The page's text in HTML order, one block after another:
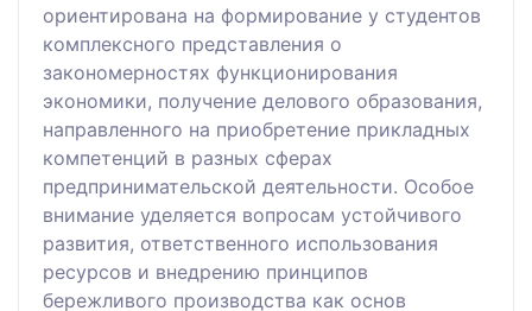
ориентирована на формирование у студентов
комплексного представления о
закономерностях функционирования
экономики, получение делового образования,
направленного на приобретение прикладных
компетенций в разных сферах
предпринимательской деятельности. Особое
внимание уделяется вопросам устойчивого
развития, ответственного использования
ресурсов и внедрению принципов
бережливого производства как основ